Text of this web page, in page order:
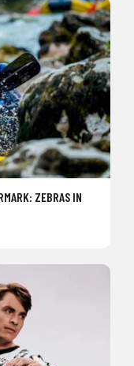
ZEBRAS IN